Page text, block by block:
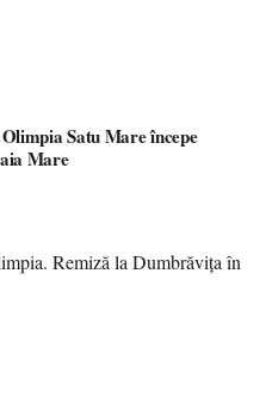
Satu Mare începe
Mare